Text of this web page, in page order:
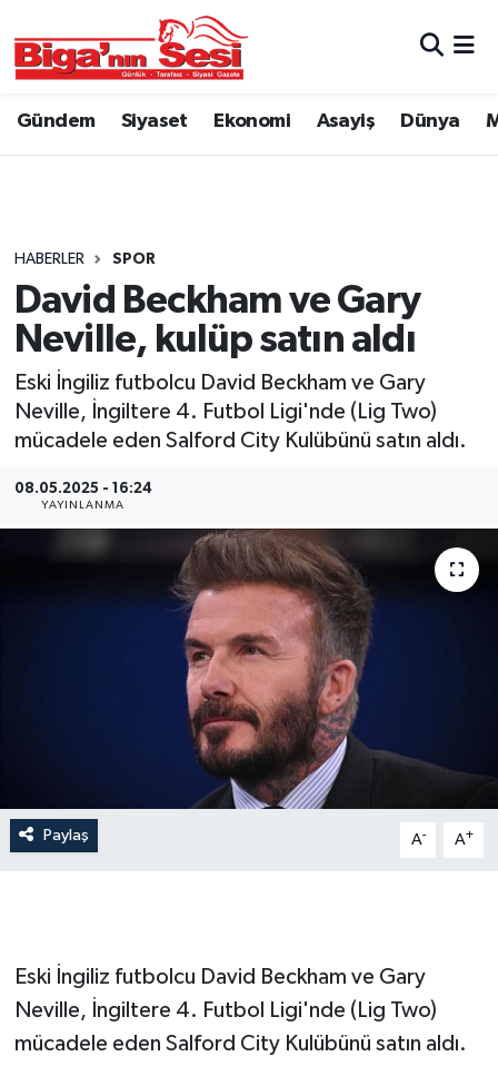
Gündem Siyaset Ekonomi Asayiş Dünya
HABERLER SPOR
David Beckham ve Gary
Neville, kulüp satın aldı
Eski İngiliz futbolcu David Beckham ve Gary
Neville, İngiltere 4. Futbol Ligi'nde (Lig Two)
mücadele eden Salford City Kulübünü satın aldı.
08.05.2025 - 16:24
YAYINLANMA
Paylaş A- A+
Eski İngiliz futbolcu David Beckham ve Gary
Neville, İngiltere 4. Futbol Ligi'nde (Lig Two)
mücadele eden Salford City Kulübünü satın aldı.
Asayiş
Belediye
Dünya
Eğitim
Ekonomi
Genel
Hava Durumu
Otomobil
Sağlık
Siyaset
Çanakkale Hava Durumu
Tüm Manşetler
Son Dakika Haberleri
Haber Arşivi